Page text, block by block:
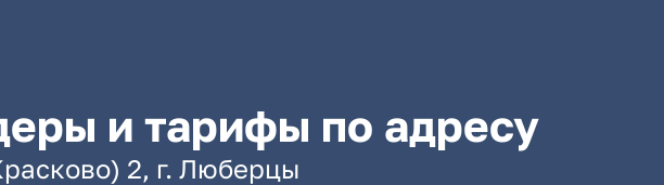
и тарифы по адресу
2, г. Люберцы